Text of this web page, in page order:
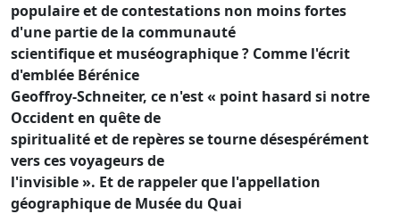
populaire et de contestations non moins fortes
d'une partie de la communauté
scientifique et muséographique ? Comme l'écrit
d'emblée Bérénice
Geoffroy-Schneiter, ce n'est « point hasard si notre
Occident en quête de
spiritualité et de repères se tourne désespérément
vers ces voyageurs de
l'invisible ». Et de rappeler que l'appellation
géographique de Musée du Quai